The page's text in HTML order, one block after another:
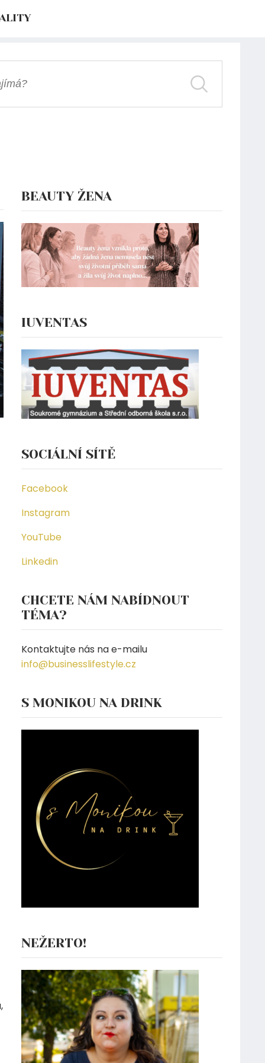
BEAUTY ŽENA
IUVENTAS
SOCIÁLNÍ SÍTĚ
Facebook
Instagram
YouTube
Linkedin
CHCETE NÁM NABÍDNOUT
TÉMA?
Kontaktujte nás na e-mailu
info@businesslifestyle.cz
S MONIKOU NA DRINK
NEŽERTO!